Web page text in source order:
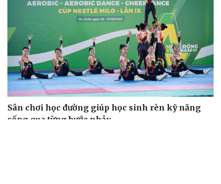
Sân chơi học đường giúp học sinh rèn kỹ năng
sống qua từng bước nhảy